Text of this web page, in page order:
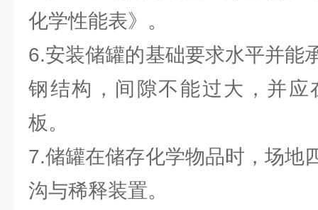
化学性能表》。
6.安装储罐的基础要求水平并能
钢结构，间隙不能过大，并应
板。
7.储罐在储存化学物品时，场地
沟与稀释装置。